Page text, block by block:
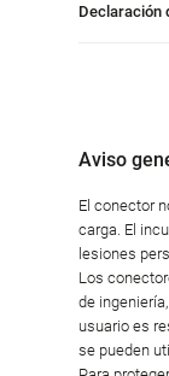
Declaración
Aviso
El conector
carga. El
lesiones
Los
de
usuario es
se pueden